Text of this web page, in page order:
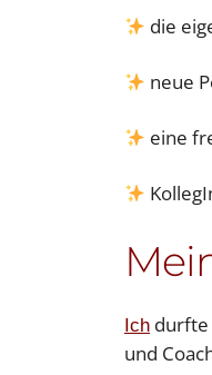
die
neue
eine
Ich durfte
und